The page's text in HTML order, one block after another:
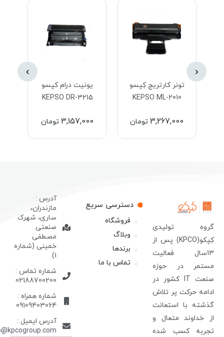
تونر کارتریج کِپسو
KEPSO ML-2010
3,267,000 تومان
یونیت درام کپسو
KEPSO DR-3215
3,157,000 تومان
‹
›
تولیدی
کِپکو(KPCO) پس از
13سال فعالیت
در حوزه
صنعت IT کشور در
حرکت پر تلاش
با استعانت
خداوند متعال و
کسب شده
دسترسی سریع
فروشگاه
وبلاگ
برندها
تماس با ما
آدرس :
مازندران،
ساری، شهرک
صنعتی
مصطفی
خمینی (شماره
شماره تماس :
02188700200
شماره همراه :
09109403064
آدرس ایمیل :
info@kpcogroup.com